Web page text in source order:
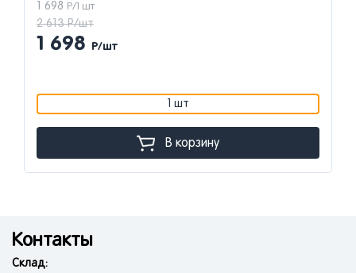
1 698 Р/1 шт
2 613 Р/шт
1 698 Р/шт
1 шт
В корзину
Контакты
Склад: